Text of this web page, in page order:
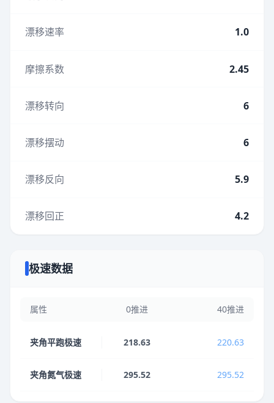
漂移速率 1.0
摩擦系数 2.45
漂移转向 6
漂移摆动 6
漂移反向 5.9
漂移回正 4.2
极速数据
属性 0推进 40推进
夹角平跑极速 218.63 220.63
夹角氮气极速 295.52 295.52